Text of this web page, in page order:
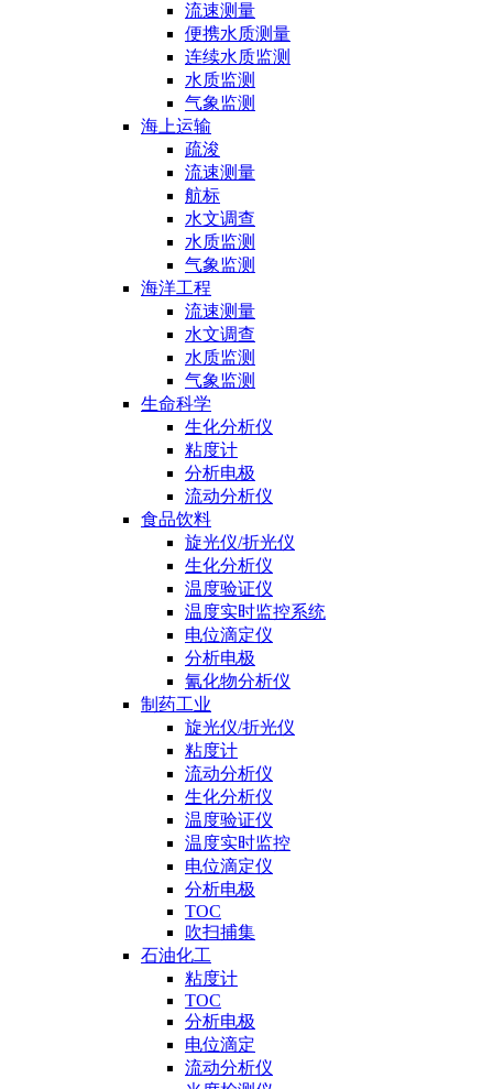
流速测量
便携水质测量
连续水质监测
水质监测
气象监测
海上运输
疏浚
流速测量
航标
水文调查
水质监测
气象监测
海洋工程
流速测量
水文调查
水质监测
气象监测
生命科学
生化分析仪
粘度计
分析电极
流动分析仪
食品饮料
旋光仪/折光仪
生化分析仪
温度验证仪
温度实时监控系统
电位滴定仪
分析电极
氰化物分析仪
制药工业
旋光仪/折光仪
粘度计
流动分析仪
生化分析仪
温度验证仪
温度实时监控
电位滴定仪
分析电极
TOC
吹扫捕集
石油化工
粘度计
TOC
分析电极
电位滴定
流动分析仪